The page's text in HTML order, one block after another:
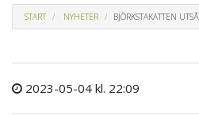
START NYHETER BJÖRKSTAKATTEN
2023-05-04 kl. 22:09